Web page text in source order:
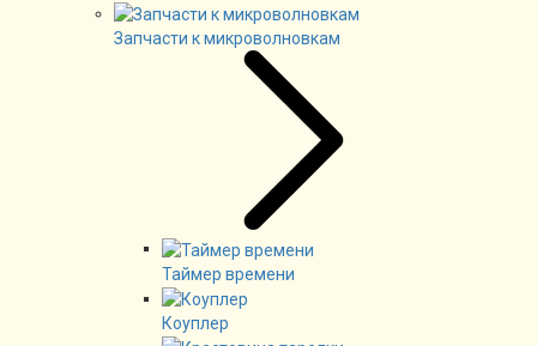
Запчасти к микроволновкам
Таймер времени
Коуплер